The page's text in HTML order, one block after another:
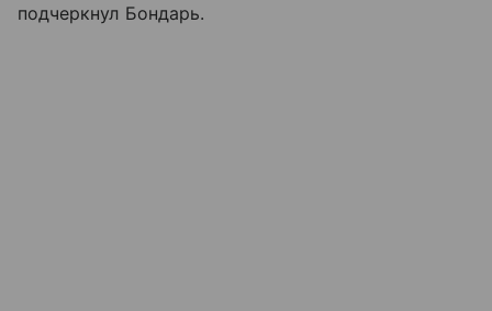
подчеркнул Бондарь.